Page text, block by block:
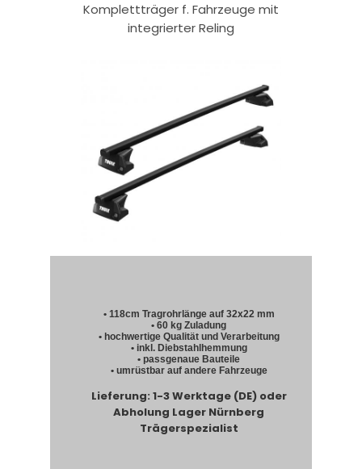
Komplettträger f. Fahrzeuge mit
integrierter Reling
• 118cm Tragrohrlänge auf 32x22 mm
• 60 kg Zuladung
• hochwertige Qualität und Verarbeitung
• inkl. Diebstahlhemmung
• passgenaue Bauteile
• umrüstbar auf andere Fahrzeuge
Lieferung: 1-3 Werktage (DE) oder
Abholung Lager Nürnberg
Trägerspezialist